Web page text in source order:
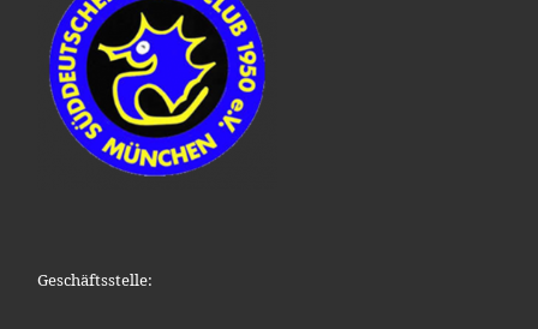
Geschäftsstelle: